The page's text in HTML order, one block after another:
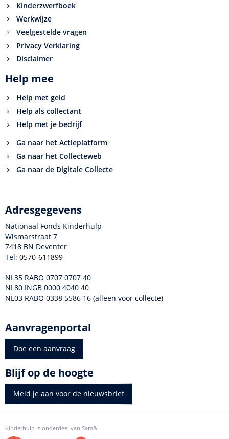
Kinderzwerfboek
Werkwijze
Veelgestelde vragen
Privacy Verklaring
Disclaimer
Help mee
Help met geld
Help als collectant
Help met je bedrijf
Ga naar het Actieplatform
Ga naar het Collecteweb
Ga naar de Digitale Collecte
Adresgegevens
Nationaal Fonds Kinderhulp
Wismarstraat 7
7418 BN Deventer
Tel: 0570-611899
NL35 RABO 0707 0707 40
NL80 INGB 0000 4040 40
NL03 RABO 0338 5586 16 (alleen voor collecte)
Aanvragenportal
Doe een aanvraag
Blijf op de hoogte
Meld je aan voor de nieuwsbrief
Kinderhulp is onderdeel van Sam&.